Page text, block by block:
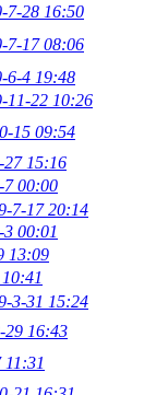
7-28 16:50
7-17 08:06
6-4 19:48
11-22 10:26
15 09:54
27 15:16
7 00:00
7-17 20:14
00:01
13:09
3-31 15:24
29 16:43
11:31